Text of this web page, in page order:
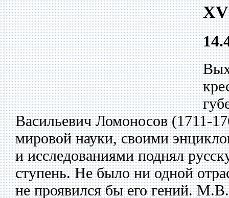
Васильевич Ломоносов (1711-
мировой науки, своими
и исследованиями поднял
ступень. Не было ни одной
не проявился бы его гений.